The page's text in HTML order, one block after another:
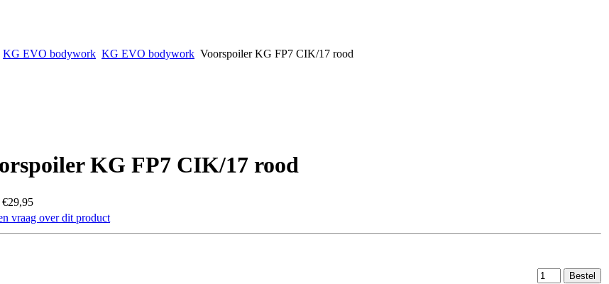
KG EVO bodywork KG EVO bodywork Voorspoiler KG FP7 CIK/17 rood
KG FP7 CIK/17 rood
€29,95
vraag over dit product